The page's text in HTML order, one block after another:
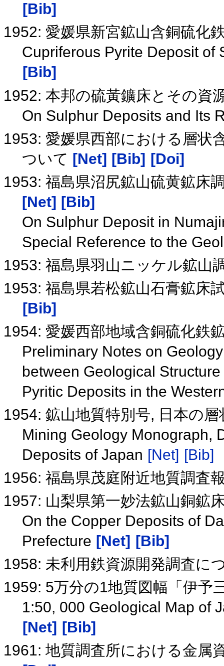
[Bib]
1952: 愛媛県新宮鉱山含銅硫化
Cupriferous Pyrite Deposit
[Bib]
1952: 本邦の硫黃鑛床とその資
On Sulphur Deposits and Its
1953: 愛媛県西部における層状
ついて [Net] [Bib] [Doi]
1953: 福島県沼尻鉱山硫黄鉱床
[Net] [Bib]
On Sulphur Deposit in
Special Reference to the
1953: 福島県羽山ニッケル鉱山
1953: 福島県若松鉱山石膏鉱床
[Bib]
1954: 愛媛西部地域含銅硫化鉄
Preliminary Notes on
between Geological
Pyritic Deposits in the
1954: 鉱山地質特別号, 日本の
Mining Geology Monograph,
Deposits of Japan [Net] [Bib]
1956: 福島県茂庭附近地質調査
1957: 山梨県第一妙法鉱山銅鉱
On the Copper Deposits of
Prefecture [Net] [Bib]
1958: 未利用鉄資源開発調査に
1959: 5万分の1地質図幅「伊予
1:50, 000 Geological Map of
[Net] [Bib]
1961: 地質調査所における金属